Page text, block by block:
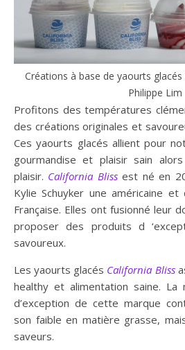
Créations à base de yaourts
Philippe Lim
Profitons des températures clémentes en nous délectant
des créations originales et
Ces yaourts glacés allient pour
gourmandise et plaisir sain
plaisir. California Blissest né en
Kylie Schuyker une américaine
Française. Elles ont fusionné leur
proposer des produits d
savoureux.
Les yaourts glacés California Bliss
healthy et alimentation saine. La
d’exception de cette marque
son faible en matière grasse,
saveurs.